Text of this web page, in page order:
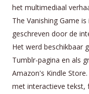
het multimediaal
The Vanishing Game
geschreven door de
Het werd beschikbaar
Tumblr-pagina en als
Amazon's Kindle
met interactieve tekst,